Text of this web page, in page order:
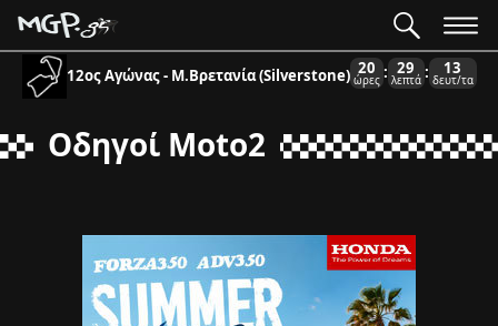
12ος Αγώνας - Μ.Βρετανία (Silverstone) 20
ώρες : 29
λεπτά : 13
δευτ/τα
Οδηγοί Moto2